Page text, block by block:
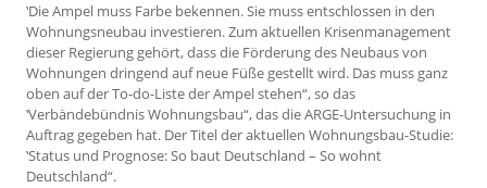
‛Die Ampel muss Farbe bekennen. Sie muss entschlossen in den
Wohnungsneubau investieren. Zum aktuellen Krisenmanagement
dieser Regierung gehört, dass die Förderung des Neubaus von
Wohnungen dringend auf neue Füße gestellt wird. Das muss ganz
oben auf der To-do-Liste der Ampel stehen“, so das
‛Verbändebündnis Wohnungsbau“, das die ARGE-Untersuchung in
Auftrag gegeben hat. Der Titel der aktuellen Wohnungsbau-Studie:
‛Status und Prognose: So baut Deutschland – So wohnt
Deutschland“.